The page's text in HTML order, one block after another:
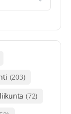
(203)
liikunta (72)